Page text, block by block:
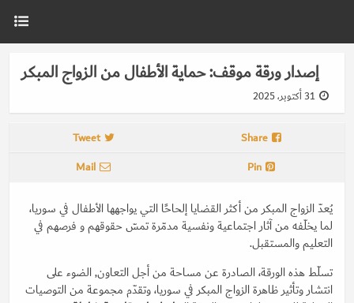
إصدار ورقة موقف: حماية الأطفال من الزواج المبكر
31 أكتوبر، 2025
Share
Tweet
Pin
Mail
يُعدّ الزواج المبكر من أكثر القضايا إلحاحًا التي يواجهها الأطفال في سوريا،
لما يخلّفه من آثار اجتماعية ونفسية مدمّرة تمسّ حقوقهم و فرصهم في
التعليم والمستقبل.
تسلّط هذه الورقة، الصادرة عن مساحة من أجل التعاون, الضوء على
انتشار وتأثير ظاهرة الزواج المبكر في سوريا، وتقدّم مجموعة من التوصيات